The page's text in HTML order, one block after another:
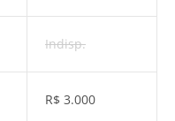
Indisp.
R$ 3.000